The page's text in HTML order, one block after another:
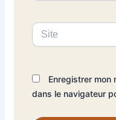
Site
Enregistrer mon
dans le navigateur